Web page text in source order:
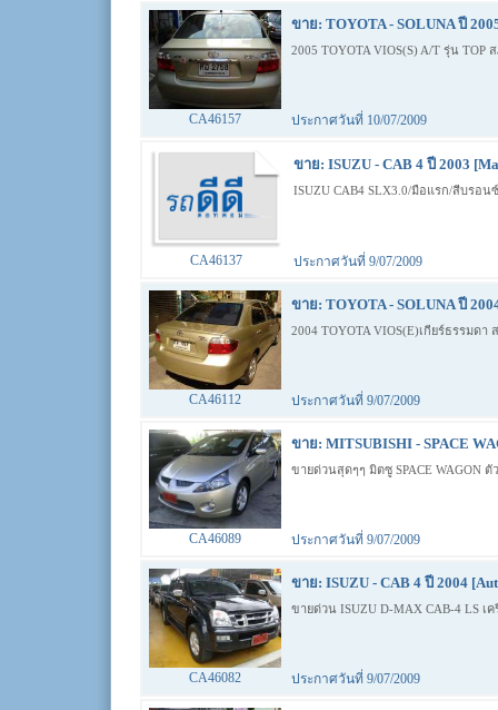
ขาย: TOYOTA - SOLUNA ปี
2005 TOYOTA VIOS(S) A/T รุ่น
CA46157 ประกาศวันที่ 10/07/2009
ขาย: ISUZU - CAB 4 ปี 2003
ISUZU CAB4 SLX3.0/มือแรก/สีบรอน
CA46137 ประกาศวันที่ 9/07/2009
ขาย: TOYOTA - SOLUNA ปี
2004 TOYOTA VIOS(E)เกียร์ธรรมด
CA46112 ประกาศวันที่ 9/07/2009
ขาย: MITSUBISHI - SPACE
ขายด่วนสุดๆๆ มิตซู SPACE WAGON
CA46089 ประกาศวันที่ 9/07/2009
ขาย: ISUZU - CAB 4 ปี 2004
ขายด่วน ISUZU D-MAX CAB-4 LS เ
CA46082 ประกาศวันที่ 9/07/2009